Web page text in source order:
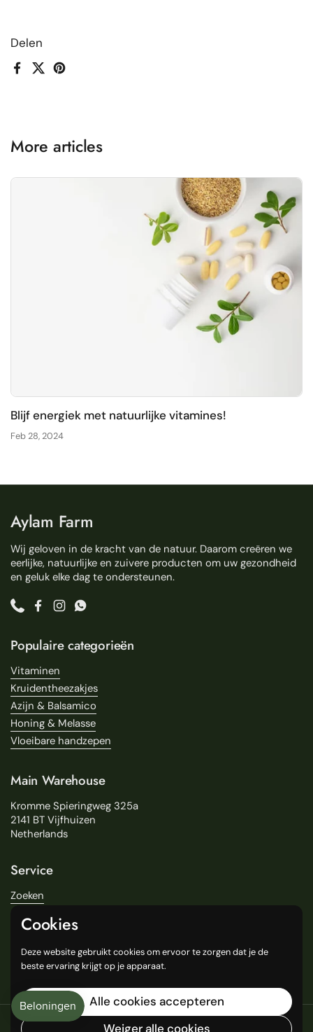
Delen
Facebook
X (Twitter)
Pinterest
More articles
Blijf energiek met natuurlijke vitamines!
Feb 28, 2024
Aylam Farm
Wij geloven in de kracht van de natuur. Daarom creëren we
eerlijke, natuurlijke en zuivere producten om uw gezondheid
en geluk elke dag te ondersteunen.
PhoneFacebook
InstagramWhatsApp
Populaire categorieën
Vitaminen
Kruidentheezakjes
Azijn & Balsamico
Honing & Melasse
Vloeibare handzepen
Main Warehouse
Kromme Spieringweg 325a
2141 BT Vijfhuizen
Netherlands
Service
Zoeken
Over Ons
Levering
Onze Winkels
General Terms and Conditions
Copyright © 2016
Cookies
Deze website gebruikt cookies om ervoor te zorgen dat je de
beste ervaring krijgt op je apparaat.
Alle cookies accepteren
Weiger alle cookies